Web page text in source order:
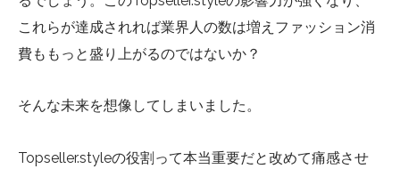
これらが達成されれば業界人の数は増えファッション消
費ももっと盛り上がるのではないか？
そんな未来を想像してしまいました。
Topseller.styleの役割って本当重要だと改めて痛感させ